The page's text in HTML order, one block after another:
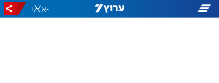
-
+